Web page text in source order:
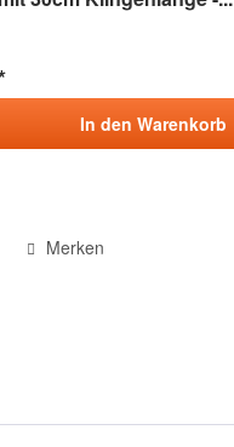
In den Warenkorb
Merken